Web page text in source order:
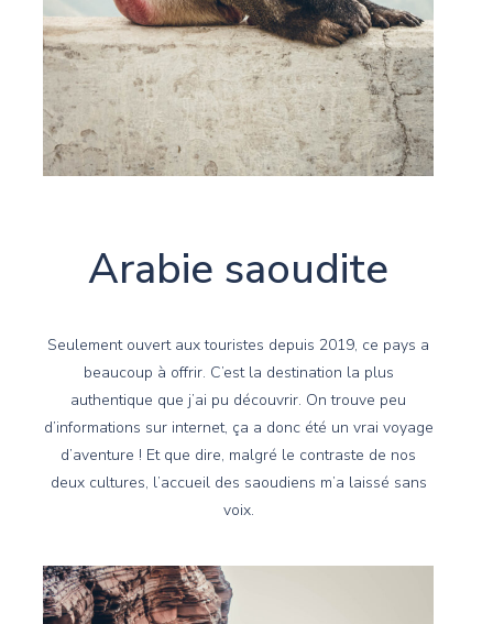
Arabie saoudite
Seulement ouvert aux touristes depuis 2019, ce pays a
beaucoup à offrir. C’est la destination la plus
authentique que j’ai pu découvrir. On trouve peu
d’informations sur internet, ça a donc été un vrai voyage
d’aventure ! Et que dire, malgré le contraste de nos
deux cultures, l’accueil des saoudiens m’a laissé sans
voix.